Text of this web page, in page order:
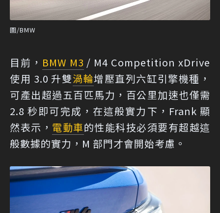
圖/BMW
目前， BMW M3 / M4 Competition xDrive
使用 3.0 升雙渦輪增壓直列六缸引擎機種，
可產出超過五百匹馬力，百公里加速也僅需
2.8 秒即可完成，在這般實力下，Frank 顯
然表示， 電動車的性能科技必須要有超越這
般數據的實力，M 部門才會開始考慮。